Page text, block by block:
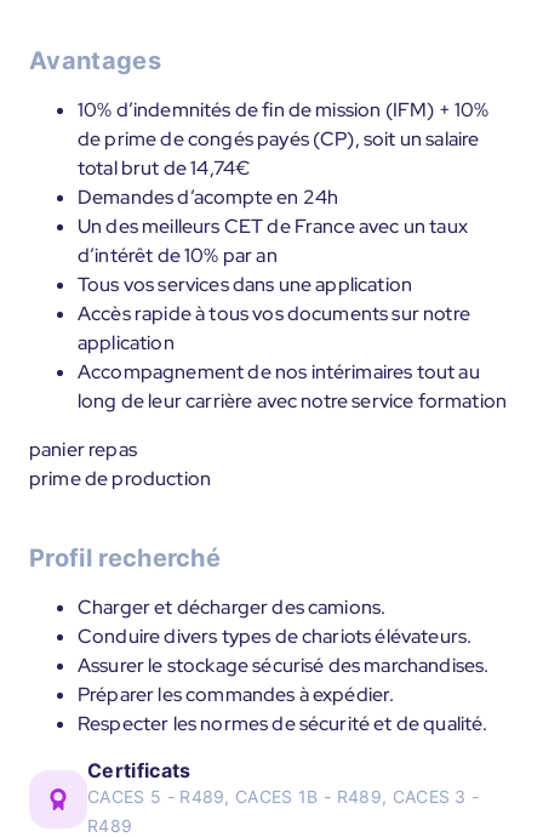
Avantages
10% d’indemnités de fin de mission (IFM) + 10%
de prime de congés payés (CP), soit un salaire
total brut de 14,74€
Demandes d’acompte en 24h
Un des meilleurs CET de France avec un taux
d’intérêt de 10% par an
Tous vos services dans une application
Accès rapide à tous vos documents sur notre
application
Accompagnement de nos intérimaires tout au
long de leur carrière avec notre service formation
panier repas
prime de production
Profil recherché
Charger et décharger des camions.
Conduire divers types de chariots élévateurs.
Assurer le stockage sécurisé des marchandises.
Préparer les commandes à expédier.
Respecter les normes de sécurité et de qualité.
Certificats
CACES 5 - R489, CACES 1B - R489, CACES 3 -
R489